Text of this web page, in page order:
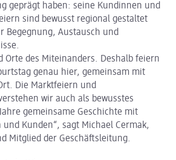
geprägt haben: seine Kundinnen und
sind bewusst regional gestaltet
Begegnung, Austausch und
Orte des Miteinanders. Deshalb feiern
genau hier, gemeinsam mit
Die Marktfeiern und
wir auch als bewusstes
gemeinsame Geschichte mit
Kunden“, sagt Michael Cermak,
Mitglied der Geschäftsleitung.